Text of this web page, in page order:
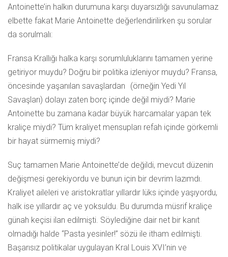
Antoinette’in halkın durumuna karşı duyarsızlığı savunulamaz
elbette fakat Marie Antoinette değerlendirilirken şu sorular
da sorulmalı:
Fransa Krallığı halka karşı sorumluluklarını tamamen yerine
getiriyor muydu? Doğru bir politika izleniyor muydu? Fransa,
öncesinde yaşanılan savaşlardan
(örneğin Yedi Yıl
Savaşları) dolayı zaten borç içinde değil miydi? Marie
Antoinette bu zamana kadar büyük harcamalar yapan tek
kraliçe miydi? Tüm kraliyet mensupları refah içinde görkemli
bir hayat sürmemiş miydi?
Suç tamamen Marie Antoinette’de değildi, mevcut düzenin
değişmesi gerekiyordu ve bunun için bir devrim lazımdı.
Kraliyet aileleri ve aristokratlar yıllardır lüks içinde yaşıyordu,
halk ise yıllardır aç ve yoksuldu. Bu durumda müsrif kraliçe
günah keçisi ilan edilmişti. Söylediğine dair net bir kanıt
olmadığı halde “Pasta yesinler!” sözü ile itham edilmişti.
Başarısız politikalar uygulayan Kral Louis XVI’nin ve